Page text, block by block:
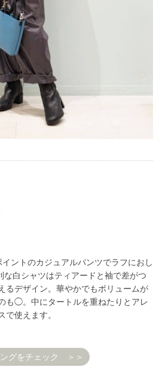
ントのカジュアルパンツでラフにおし
な白シャツはティアードと袖で差がつ
るデザイン。華やかでもボリュームが
も◯。中にタートルを重ねたりとアレ
で使えます。
グをチェック ＞＞